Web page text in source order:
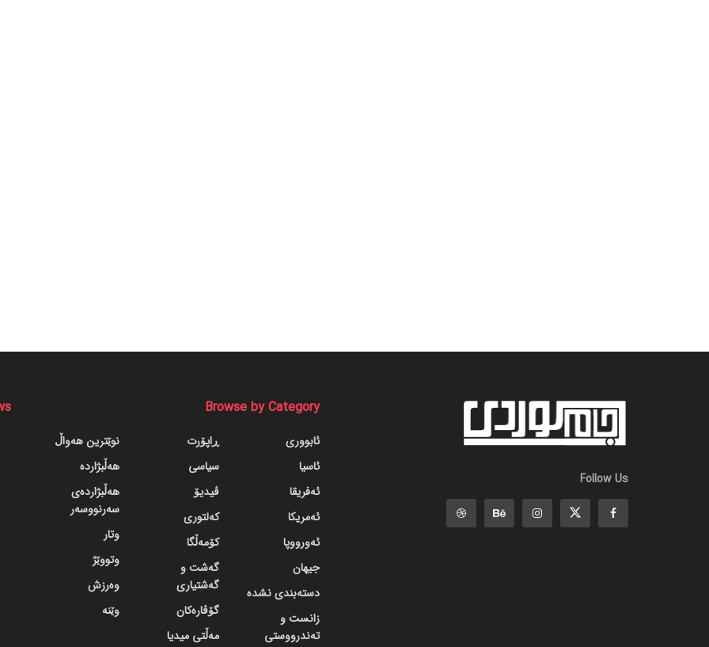
Follow Us
Browse by Category
ئابووری
ئاسیا
ئەفریقا
ئەمریکا
ئەورووپا
جیهان
دسته‌بندی نشده
زانست و
تەندرووستی
ڕاپۆرت
سیاسی
ڤیدیۆ
کەلتوری
کۆمەڵگا
گه‌شت و
گه‌شتیاری
گۆڤاره‌کان
مەڵتی میدیا
نوێترین هەواڵ
هەڵبژاردە
هەڵبژاردەی
سەرنووسەر
وتار
وتووێژ
وەرزش
وێنە